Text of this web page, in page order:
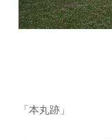
「本丸跡」